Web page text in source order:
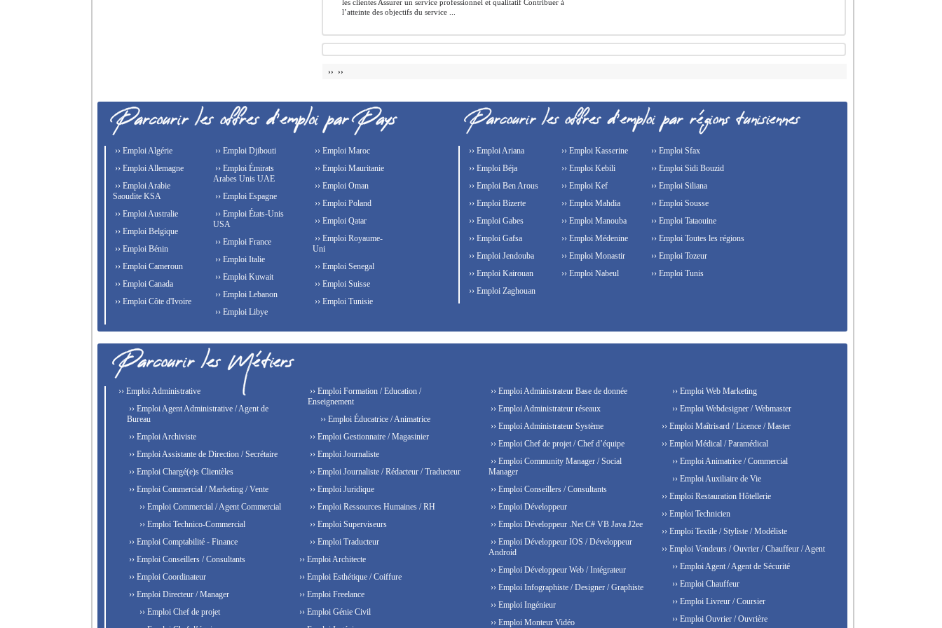
les clientes Assurer un service professionnel et qualitatif Contribuer à
l’atteinte des objectifs du service ...
›› ››
›› Emploi Algérie
›› Emploi Allemagne
›› Emploi Arabie
Saoudite KSA
›› Emploi Australie
›› Emploi Belgique
›› Emploi Bénin
›› Emploi Cameroun
›› Emploi Canada
›› Emploi Côte d'Ivoire
›› Emploi Djibouti
›› Emploi Émirats
Arabes Unis UAE
›› Emploi Espagne
›› Emploi États-Unis
USA
›› Emploi France
›› Emploi Italie
›› Emploi Kuwait
›› Emploi Lebanon
›› Emploi Libye
›› Emploi Maroc
›› Emploi Mauritanie
›› Emploi Oman
›› Emploi Poland
›› Emploi Qatar
›› Emploi Royaume-
Uni
›› Emploi Senegal
›› Emploi Suisse
›› Emploi Tunisie
›› Emploi Ariana
›› Emploi Béja
›› Emploi Ben Arous
›› Emploi Bizerte
›› Emploi Gabes
›› Emploi Gafsa
›› Emploi Jendouba
›› Emploi Kairouan
›› Emploi Kasserine
›› Emploi Kebili
›› Emploi Kef
›› Emploi Mahdia
›› Emploi Manouba
›› Emploi Médenine
›› Emploi Monastir
›› Emploi Nabeul
›› Emploi Sfax
›› Emploi Sidi Bouzid
›› Emploi Siliana
›› Emploi Sousse
›› Emploi Tataouine
›› Emploi Toutes les régions
›› Emploi Tozeur
›› Emploi Tunis
›› Emploi Zaghouan
›› Emploi Administrative
›› Emploi Agent Administrative / Agent de
Bureau
›› Emploi Archiviste
›› Emploi Assistante de Direction / Secrétaire
›› Emploi Chargé(e)s Clientèles
›› Emploi Commercial / Marketing / Vente
›› Emploi Commercial / Agent Commercial
›› Emploi Technico-Commercial
›› Emploi Comptabilité - Finance
›› Emploi Conseillers / Consultants
›› Emploi Coordinateur
›› Emploi Directeur / Manager
›› Emploi Chef de projet
›› Emploi Formation / Education /
Enseignement
›› Emploi Éducatrice / Animatrice
›› Emploi Gestionnaire / Magasinier
›› Emploi Journaliste
›› Emploi Journaliste / Rédacteur / Traducteur
›› Emploi Juridique
›› Emploi Ressources Humaines / RH
›› Emploi Superviseurs
›› Emploi Traducteur
›› Emploi Architecte
›› Emploi Esthétique / Coiffure
›› Emploi Freelance
›› Emploi Génie Civil
›› Emploi Administrateur Base de donnée
›› Emploi Administrateur réseaux
›› Emploi Administrateur Système
›› Emploi Chef de projet / Chef d’équipe
›› Emploi Community Manager / Social
Manager
›› Emploi Conseillers / Consultants
›› Emploi Développeur
›› Emploi Développeur .Net C# VB Java J2ee
›› Emploi Développeur IOS / Développeur
Android
›› Emploi Développeur Web / Intégrateur
›› Emploi Infographiste / Designer / Graphiste
›› Emploi Ingénieur
›› Emploi Monteur Vidéo
›› Emploi Web Marketing
›› Emploi Webdesigner / Webmaster
›› Emploi Maîtrisard / Licence / Master
›› Emploi Médical / Paramédical
›› Emploi Animatrice / Commercial
›› Emploi Auxiliaire de Vie
›› Emploi Restauration Hôtellerie
›› Emploi Technicien
›› Emploi Textile / Styliste / Modéliste
›› Emploi Vendeurs / Ouvrier / Chauffeur / Agent
›› Emploi Agent / Agent de Sécurité
›› Emploi Chauffeur
›› Emploi Livreur / Coursier
›› Emploi Ouvrier / Ouvrière